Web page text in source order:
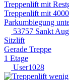
Treppenlift mit
Treppenlift mit
Parkumbiegung
53757 Sankt
Sitzlift
Gerade Treppe
1 Etage
User1028